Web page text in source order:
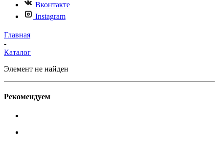
Вконтакте
Instagram
Главная
-
Каталог
Элемент не найден
Рекомендуем